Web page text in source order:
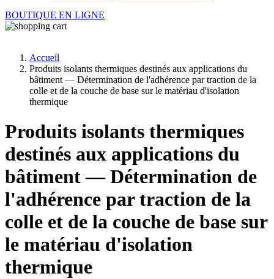
BOUTIQUE EN LIGNE
Accueil
Produits isolants thermiques destinés aux applications du
bâtiment — Détermination de l'adhérence par traction de la
colle et de la couche de base sur le matériau d'isolation
thermique
Produits isolants thermiques
destinés aux applications du
bâtiment — Détermination de
l'adhérence par traction de la
colle et de la couche de base sur
le matériau d'isolation
thermique